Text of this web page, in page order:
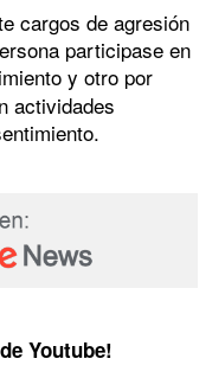
cargos de agresión
participase en
y otro por
actividades
Youtube!